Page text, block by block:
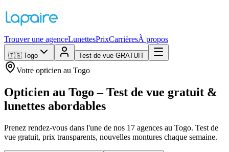
Trouver une agenceLunettesPrixCarrièresÀ propos
🇹🇬 Togo Test de vue GRATUIT
Votre opticien au Togo
Opticien au Togo – Test de vue gratuit &
lunettes abordables
Prenez rendez-vous dans l'une de nos 17 agences au Togo. Test de
vue gratuit, prix transparents, nouvelles montures chaque semaine.